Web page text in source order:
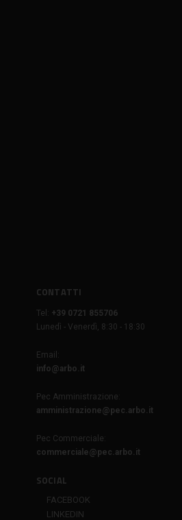
CONTATTI
Tel:
+39 0721 855706
Lunedì - Venerdì, 8:30 - 18:30
Email:
info@arbo.it
Pec Amministrazione:
amministrazione@pec.arbo.it
Pec Commerciale:
commerciale@pec.arbo.it
SOCIAL
FACEBOOK
LINKEDIN